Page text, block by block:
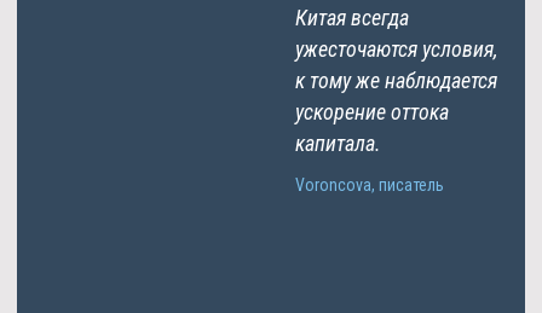
Китая всегда
ужесточаются условия,
к тому же наблюдается
ускорение оттока
капитала.
Voroncova, писатель